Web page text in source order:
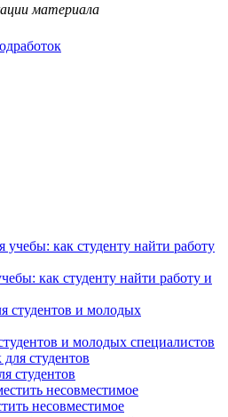
материала
как студенту найти работу и
и молодых специалистов
студентов
несовместимое